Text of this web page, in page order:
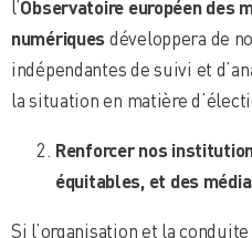
l’Observatoire européen des
numériquesdéveloppera de
indépendantes de suivi et
la situation en matière
Renforcer nos
équitables, et des
Si l’organisation et la